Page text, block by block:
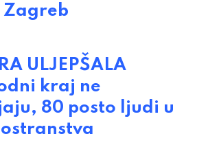
Zagreb
ULJEPŠALA
kraj ne
80 posto ljudi u